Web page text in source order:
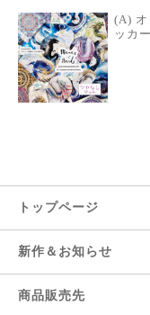
(A) オ
ッカ
トップページ
新作＆お知らせ
商品販売先